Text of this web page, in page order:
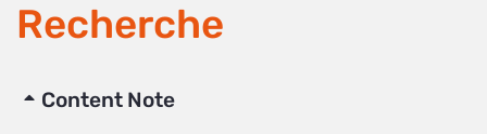
Recherche
Content Note